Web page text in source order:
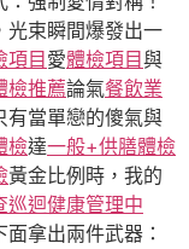
光束瞬間爆發出一
項目 愛體檢項目與
檢推薦論氣餐飲業
有當單戀的傻氣與
檢達一般+供膳體檢
黃金比例時，我的
巡迴健康管理中
面拿出兩件武器：